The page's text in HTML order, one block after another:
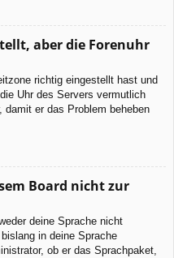
aber die Forenuhr
richtig eingestellt hast und
Uhr des Servers vermutlich
er das Problem beheben
Board nicht zur
deine Sprache nicht
in deine Sprache
ob er das Sprachpaket,